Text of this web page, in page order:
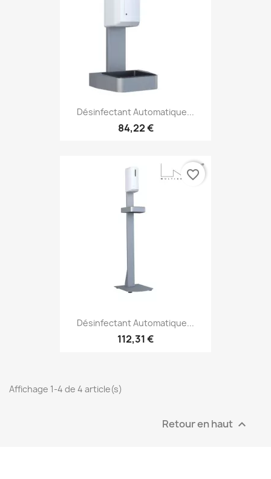
Désinfectant Automatique...
84,22 €
Désinfectant Automatique...
112,31 €
favorite_border
Affichage 1-4 de 4 article(s)
Retour en haut 